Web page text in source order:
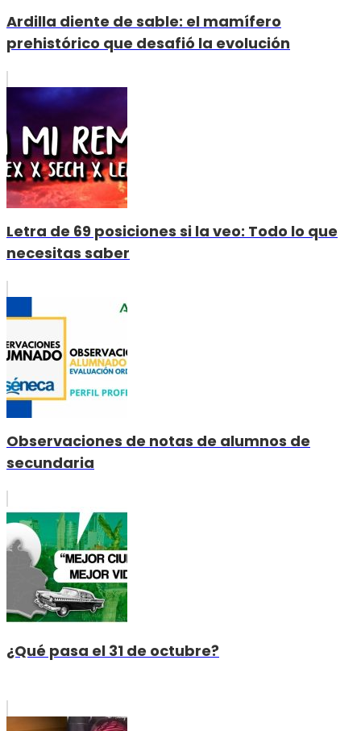
Ardilla diente de sable: el mamífero
prehistórico que desafió la evolución
Letra de 69 posiciones si la veo: Todo lo que
necesitas saber
Observaciones de notas de alumnos de
secundaria
¿Qué pasa el 31 de octubre?